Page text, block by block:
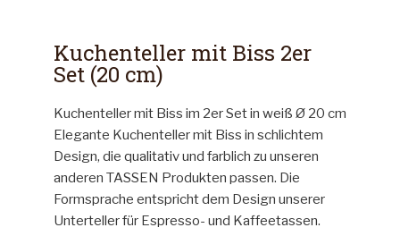
Kuchenteller mit Biss 2er
Set (20 cm)
Kuchenteller mit Biss im 2er Set in weiß Ø 20 cm
Elegante Kuchenteller mit Biss in schlichtem
Design, die qualitativ und farblich zu unseren
anderen TASSEN Produkten passen. Die
Formsprache entspricht dem Design unserer
Unterteller für Espresso- und Kaffeetassen.